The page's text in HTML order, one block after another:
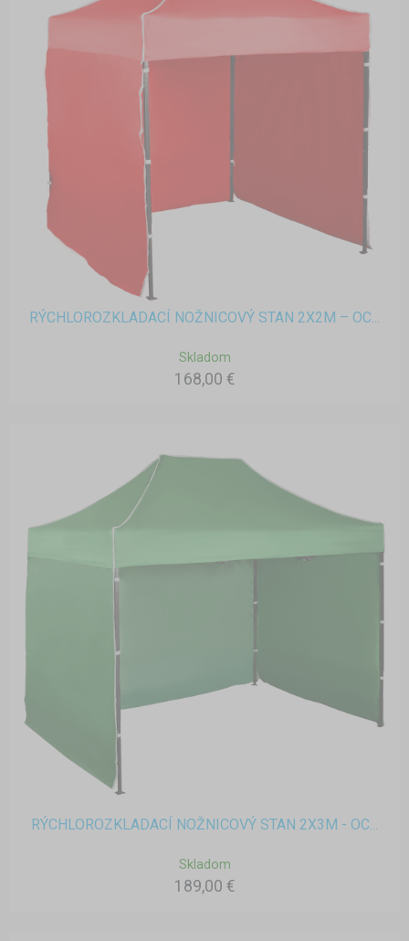
RÝCHLOROZKLADACÍ NOŽNICOVÝ STAN 2X2M – OC...
Skladom
168,00 €
RÝCHLOROZKLADACÍ NOŽNICOVÝ STAN 2X3M - OC...
Skladom
189,00 €